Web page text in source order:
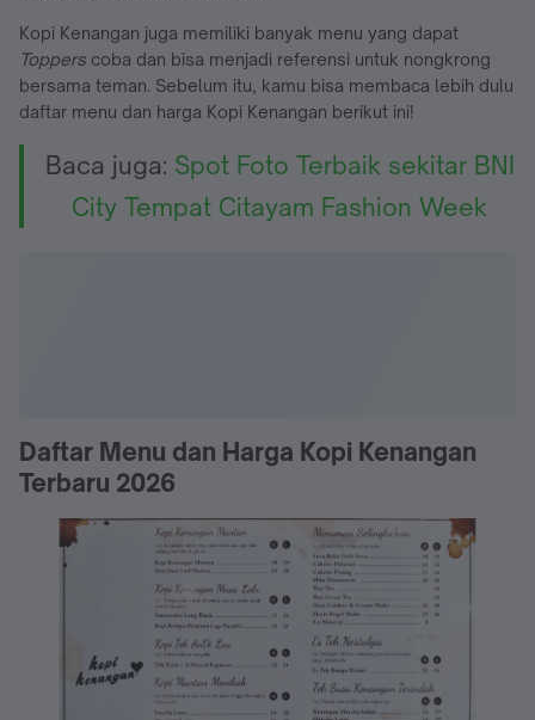
Kopi Kenangan juga memiliki banyak menu yang dapat
Toppers coba dan bisa menjadi referensi untuk nongkrong
bersama teman. Sebelum itu, kamu bisa membaca lebih dulu
daftar menu dan harga Kopi Kenangan berikut ini!
Baca juga: Spot Foto Terbaik sekitar BNI
City Tempat Citayam Fashion Week
Daftar Menu dan Harga Kopi Kenangan
Terbaru 2026